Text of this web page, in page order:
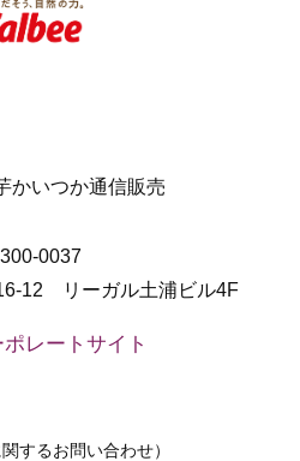
かいつか通信販売
0037
12 リーガル土浦ビル4F
ポレートサイト
するお問い合わせ）